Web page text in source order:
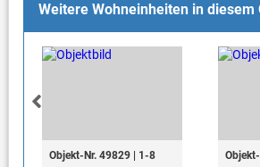
Weitere Wohneinheiten in diesem
Objekt-Nr. 49829 | 1-8